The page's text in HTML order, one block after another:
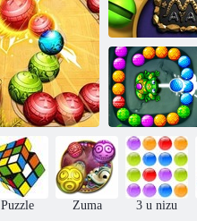
Majanski
Zumba Quest
Puzzle Zuma 3 u nizu